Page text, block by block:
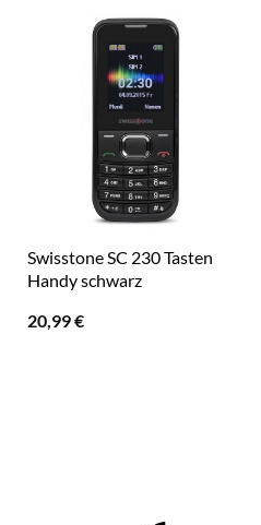
Swisstone SC 230 Tasten
Handy schwarz
20,99€